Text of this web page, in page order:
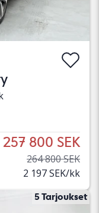
257 800 SEK
264 800 SEK
2 197 SEK/kk
5 Tarjoukset